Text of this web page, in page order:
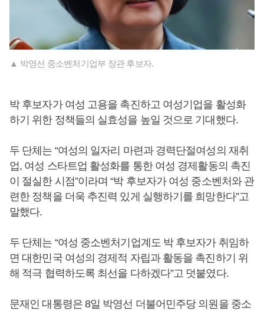
▲ 박영선 중소벤처기업부 장관 후보자.
박 후보자가 여성 고용을 촉진하고 여성기업을 활성화
하기 위한 정책들의 실효성을 높일 것으로 기대했다.
두 단체는 “여성의 일자리 마련과 경력단절여성의 재취
업, 여성 스타트업 활성화를 통한 여성 경제활동의 촉진
이 절실한 시점”이라며 “박 후보자가 여성 중소벤처와 관
련한 정책을 더욱 추진력 있게 실행하기를 희망한다”고
말했다.
두 단체는 “여성 중소벤처기업계도 박 후보자가 취임하
면 대한민국 여성의 경제적 자립과 활동을 촉진하기 위
해 적극 협력하도록 최선을 다하겠다”고 덧붙였다.
문재인 대통령은 8일 박영선 더불어민주당 의원을 중소